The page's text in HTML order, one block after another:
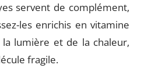
servent de complément,
les enrichis en vitamine
lumière et de la chaleur,
fragile.